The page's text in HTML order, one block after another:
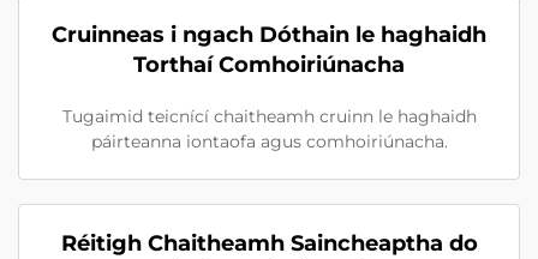
Cruinneas i ngach Dóthain le haghaidh
Torthaí Comhoiriúnacha
Tugaimid teicnící chaitheamh cruinn le haghaidh
páirteanna iontaofa agus comhoiriúnacha.
Réitigh Chaitheamh Saincheaptha do